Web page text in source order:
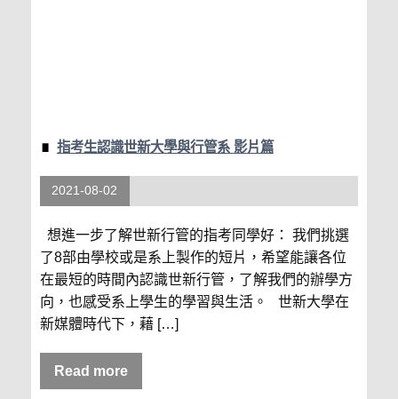
指考生認識世新大學與行管系 影片篇
2021-08-02
想進一步了解世新行管的指考同學好： 我們挑選
了8部由學校或是系上製作的短片，希望能讓各位
在最短的時間內認識世新行管，了解我們的辦學方
向，也感受系上學生的學習與生活。 世新大學在
新媒體時代下，藉 […]
Read more